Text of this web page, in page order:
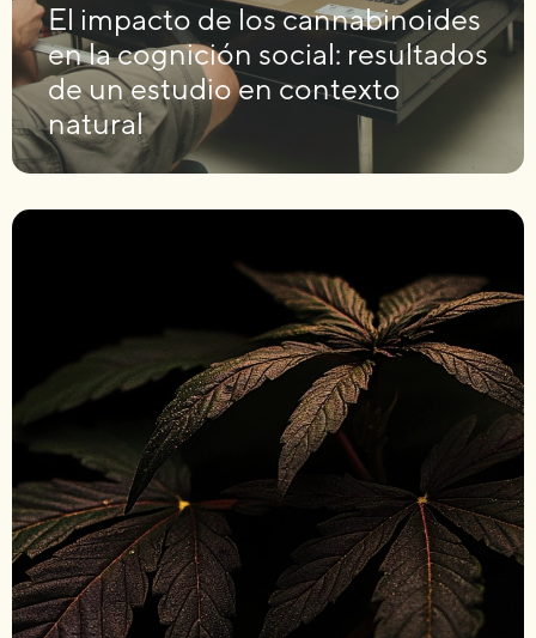
El impacto de los cannabinoides
en la cognición social: resultados
de un estudio en contexto
natural